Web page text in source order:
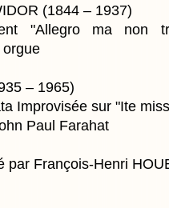
(1844 – 1937)
"Allegro ma non
orgue
– 1965)
Improvisée sur "Ite
Paul Farahat
par François-Henri